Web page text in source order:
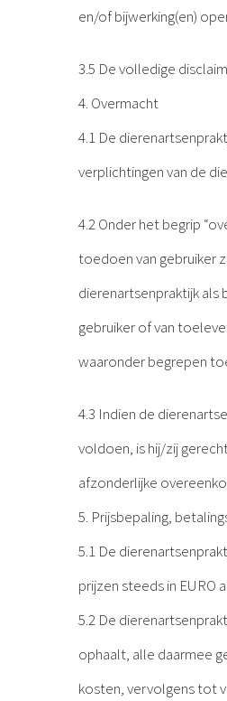
en/of bijwerking(en)
3.5 De volledige
4. Overmacht
4.1 De
verplichtingen van de
4.2 Onder het begrip
toedoen van gebruiker
dierenartsenpraktijk als
gebruiker of van
waaronder begrepen
4.3 Indien de
voldoen, is hij/zij
afzonderlijke
5. Prijsbepaling,
5.1 De
prijzen steeds in EURO
5.2 De
ophaalt, alle daarmee
kosten, vervolgens tot